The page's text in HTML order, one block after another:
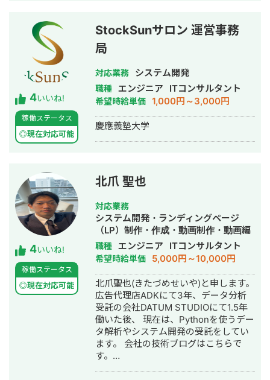
（SNS・採用・商品紹介） 印刷物：名
刺・パンフレット・チラシ・会社案内
記事：金融記事、人事記事 その他：フ
ル化 AI使用可：Gensparkをはじめと
するAIツールの使用経験があります。
対応エリア・連絡方法 オンライン： 全
/ チャット） 対面： 交通費をご負担い
初回は状況をお聞きするだけのご相談
ロワーも10万人おり、インフルエンサ
ーマーケにも精通。 全ての施策担当者
がチーム内にいるため、迅速で全方位
4いいね!
稼働ステータス
◎現在対応可能
StockSunサロン 運営事務
局
対応業務 システム開発
職種 エンジニア ITコンサルタント
希望時給単価 1,000円～3,000円
慶應義塾大学
4いいね!
稼働ステータス
◎現在対応可能
北爪 聖也
対応業務
システム開発・ランディングページ
（LP）制作・作成・動画制作・動画編
集
職種 エンジニア ITコンサルタント
希望時給単価 5,000円～10,000円
北爪聖也(きたづめせいや)と申します。
広告代理店ADKにて3年、データ分析
受託の会社DATUM STUDIOにて1.5年
働いた後、 現在は、Pythonを使うデー
タ解析やシステム開発の受託をしてい
ます。 会社の技術ブログはこちらで
す。